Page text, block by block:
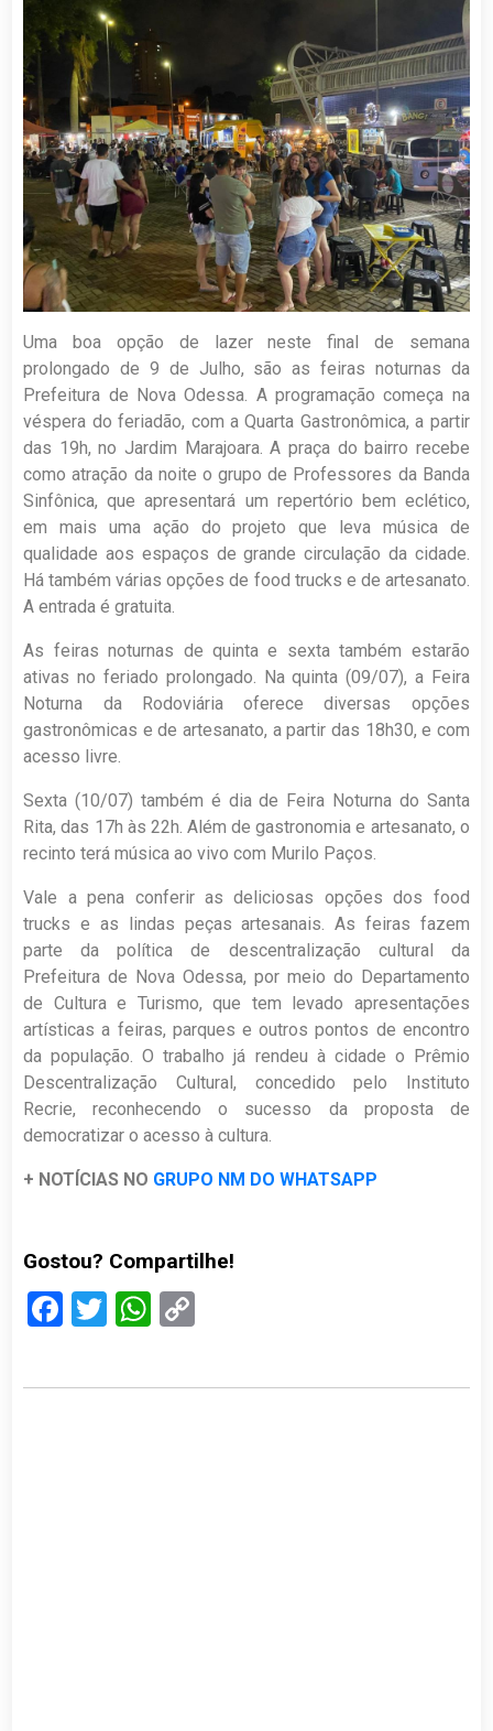
Uma boa opção de lazer neste final de semana
prolongado de 9 de Julho, são as feiras noturnas da
Prefeitura de Nova Odessa. A programação começa na
véspera do feriadão, com a Quarta Gastronômica, a partir
das 19h, no Jardim Marajoara. A praça do bairro recebe
como atração da noite o grupo de Professores da Banda
Sinfônica, que apresentará um repertório bem eclético,
em mais uma ação do projeto que leva música de
qualidade aos espaços de grande circulação da cidade.
Há também várias opções de food trucks e de artesanato.
A entrada é gratuita.
As feiras noturnas de quinta e sexta também estarão
ativas no feriado prolongado. Na quinta (09/07), a Feira
Noturna da Rodoviária oferece diversas opções
gastronômicas e de artesanato, a partir das 18h30, e com
acesso livre.
Sexta (10/07) também é dia de Feira Noturna do Santa
Rita, das 17h às 22h. Além de gastronomia e artesanato, o
recinto terá música ao vivo com Murilo Paços.
Vale a pena conferir as deliciosas opções dos food
trucks e as lindas peças artesanais. As feiras fazem
parte da política de descentralização cultural da
Prefeitura de Nova Odessa, por meio do Departamento
de Cultura e Turismo, que tem levado apresentações
artísticas a feiras, parques e outros pontos de encontro
da população. O trabalho já rendeu à cidade o Prêmio
Descentralização Cultural, concedido pelo Instituto
Recrie, reconhecendo o sucesso da proposta de
democratizar o acesso à cultura.
+ NOTÍCIAS NO GRUPO NM DO WHATSAPP
Gostou? Compartilhe!
Facebook
TwitterWhatsApp